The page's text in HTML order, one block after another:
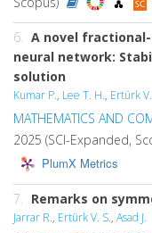
6. A novel
neural network:
solution
Kumar P., Lee T. H., Ertürk
MATHEMATICS AND
2025 (SCI-Expanded,
PlumX Metrics
7. Remarks on
Jarrar R., Ertürk V. S., Asad J.